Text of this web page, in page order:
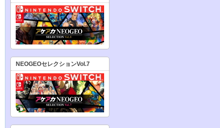
NEOGEOセレクションVol.7